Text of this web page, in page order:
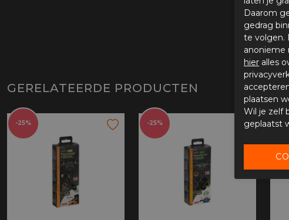
GERELATEERDE PRODUCTEN
-25% -25% -
Daarom
gedrag
te volgen.
anonieme
hier alles
plaatsen
Wil je zelf
geplaatst